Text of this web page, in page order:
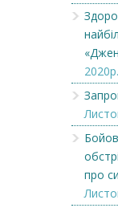
2020р.
про